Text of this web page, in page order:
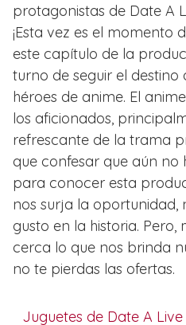
protagonistas de Date A
¡Esta vez es el momento
este capítulo de la
turno de seguir el
héroes de anime. El
los aficionados,
refrescante de la trama
que confesar que aún no
para conocer esta
nos surja la oportunidad,
gusto en la historia. Pero,
cerca lo que nos brinda
no te pierdas las ofertas.
Juguetes de Date A Live